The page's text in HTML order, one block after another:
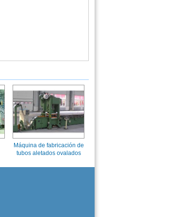
Máquina de fabricación de
tubos aletados ovalados